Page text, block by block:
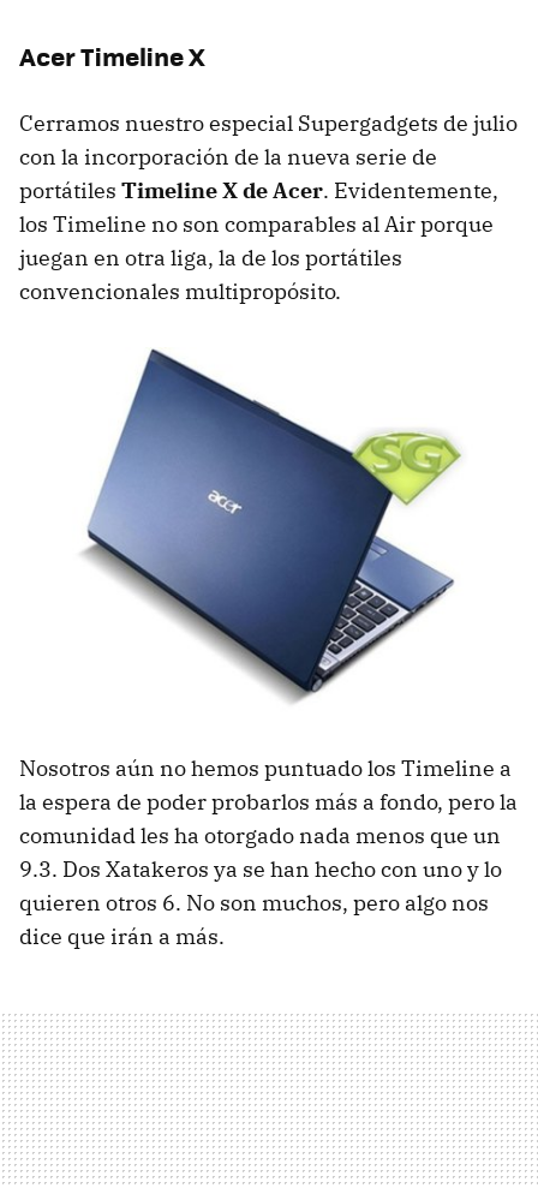
Acer Timeline X
Cerramos nuestro especial Supergadgets de julio
con la incorporación de la nueva serie de
portátiles Timeline X de Acer. Evidentemente,
los Timeline no son comparables al Air porque
juegan en otra liga, la de los portátiles
convencionales multipropósito.
Nosotros aún no hemos puntuado los Timeline a
la espera de poder probarlos más a fondo, pero la
comunidad les ha otorgado nada menos que un
9.3. Dos Xatakeros ya se han hecho con uno y lo
quieren otros 6. No son muchos, pero algo nos
dice que irán a más.